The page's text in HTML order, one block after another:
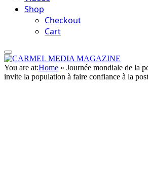
Shop
Checkout
Cart
You are at:Home » Journée mondiale de la
invite la population à faire confiance à la